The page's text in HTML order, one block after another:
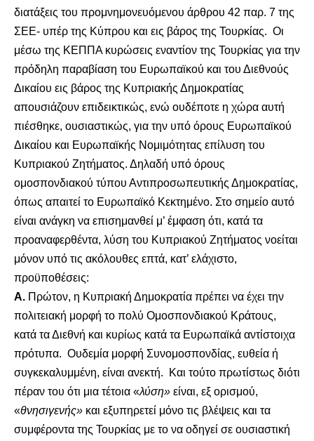
διατάξεις του προμνημονευόμενου άρθρου 42 παρ. 7 της
ΣΕΕ- υπέρ της Κύπρου και εις βάρος της Τουρκίας. Οι
μέσω της ΚΕΠΠΑ κυρώσεις εναντίον της Τουρκίας για την
πρόδηλη παραβίαση του Ευρωπαϊκού και του Διεθνούς
Δικαίου εις βάρος της Κυπριακής Δημοκρατίας
απουσιάζουν επιδεικτικώς, ενώ ουδέποτε η χώρα αυτή
πιέσθηκε, ουσιαστικώς, για την υπό όρους Ευρωπαϊκού
Δικαίου και Ευρωπαϊκής Νομιμότητας επίλυση του
Κυπριακού Ζητήματος. Δηλαδή υπό όρους
ομοσπονδιακού τύπου Αντιπροσωπευτικής Δημοκρατίας,
όπως απαιτεί το Ευρωπαϊκό Κεκτημένο. Στο σημείο αυτό
είναι ανάγκη να επισημανθεί μ’ έμφαση ότι, κατά τα
προαναφερθέντα, λύση του Κυπριακού Ζητήματος νοείται
μόνον υπό τις ακόλουθες επτά, κατ’ ελάχιστο,
προϋποθέσεις:
Α. Πρώτον, η Κυπριακή Δημοκρατία πρέπει να έχει την
πολιτειακή μορφή το πολύ Ομοσπονδιακού Κράτους,
κατά τα Διεθνή και κυρίως κατά τα Ευρωπαϊκά αντίστοιχα
πρότυπα. Ουδεμία μορφή Συνομοσπονδίας, ευθεία ή
συγκεκαλυμμένη, είναι ανεκτή. Και τούτο πρωτίστως διότι
πέραν του ότι μια τέτοια «λύση» είναι, εξ ορισμού,
«θνησιγενής» και εξυπηρετεί μόνο τις βλέψεις και τα
συμφέροντα της Τουρκίας με το να οδηγεί σε ουσιαστική